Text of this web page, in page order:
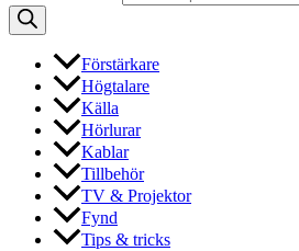
Förstärkare
Högtalare
Källa
Hörlurar
Kablar
Tillbehör
TV & Projektor
Fynd
Tips & tricks